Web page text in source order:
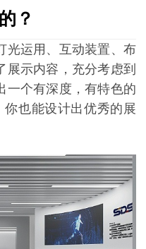
？
光运用、互动装置、布
展示内容，充分考虑到
一个有深度，有特色的
也能设计出优秀的展